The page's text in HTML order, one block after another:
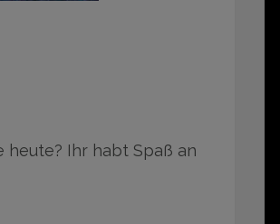
heute? Ihr habt Spaß an